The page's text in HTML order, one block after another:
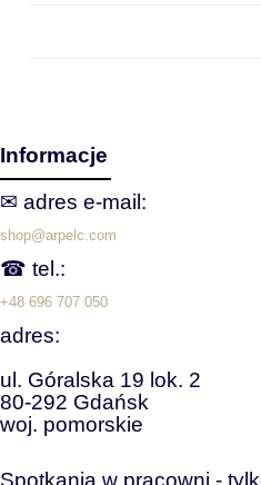
Informacje
✉ adres e‑mail:
shop@arpelc.com
☎ tel.:
+48 696 707 050
adres:
ul. Góralska 19 lok. 2
80-292 Gdańsk
woj. pomorskie
Spotkania w pracowni -